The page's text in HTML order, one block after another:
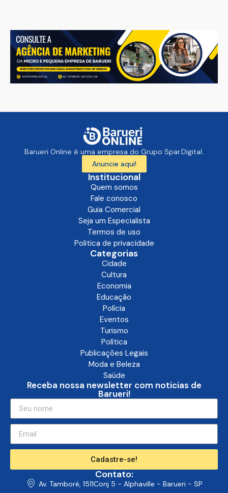
Barueri Online é uma empresa do Grupo Spar.Digital.
Anuncie aqui!
Institucional
Quem somos
Fale conosco
Guia Comercial
Seja um Especialista
Termos de uso
Politica de privacidade
Categorias
Cidade
Cultura
Economia
Educação
Polícia
Eventos
Turismo
Política
Publicações Legais
Moda e Beleza
Saúde
Receba nossa newsletter com noticias de
Barueri!
Cadastre-se!
Contato:
Av. Tamboré, 1511Conj 5 - Alphaville - Barueri - SP